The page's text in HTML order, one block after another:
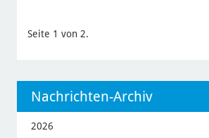
Seite 1 von 2.
Nachrichten-Archiv
2026